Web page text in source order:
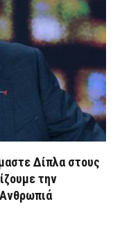
Δίπλα στους
την